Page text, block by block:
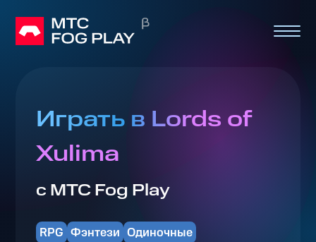
Играть в Lords of
Xulima
с МТС Fog Play
RPG Фэнтези Одиночные